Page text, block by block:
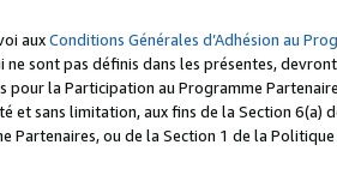
auxConditions Générales d’Adhésion au
sont pas définis dans les présentes,
la Participation au Programme
et sans limitation, aux fins de la Section 6(a)
Partenaires, ou de la Section 1 de la Politique